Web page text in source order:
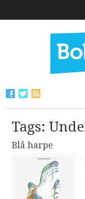
Tags:
Blå harpe